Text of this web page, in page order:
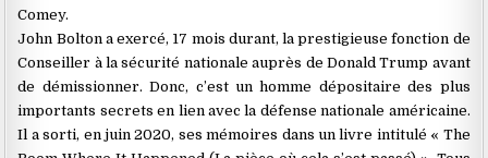
Comey.
John Bolton a exercé, 17 mois durant, la prestigieuse fonction de
Conseiller à la sécurité nationale auprès de Donald Trump avant
de démissionner. Donc, c’est un homme dépositaire des plus
importants secrets en lien avec la défense nationale américaine.
Il a sorti, en juin 2020, ses mémoires dans un livre intitulé « The